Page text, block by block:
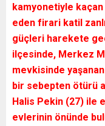
kamyonetiyle kaçan
eden firari katil
güçleri harekete
ilçesinde, Merkez
mevkisinde
bir sebepten ötürü
Halis Pekin (27) ile
evlerinin önünde